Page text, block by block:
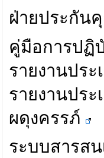
ฝ่ายประกัน
คู่มือการปฏิ
รายงานปร
รายงานปร
ผดุงครรภ์
ระบบสารสน